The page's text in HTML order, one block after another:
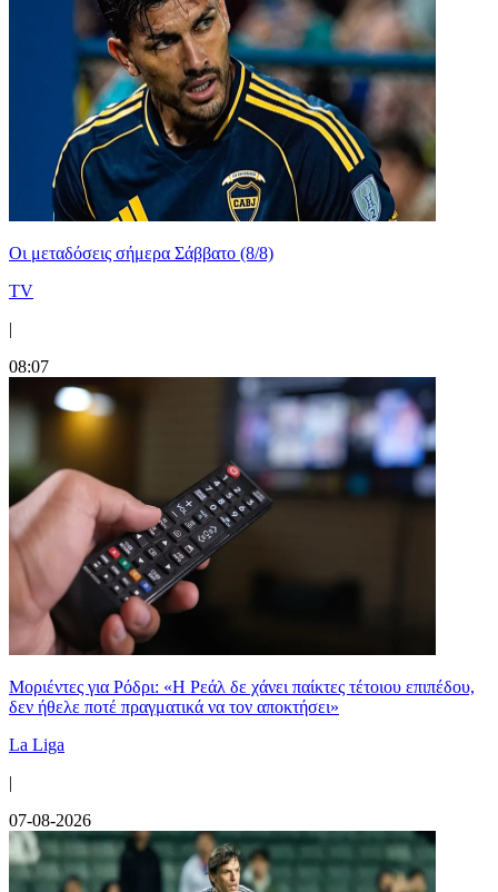
Οι μεταδόσεις σήμερα Σάββατο (8/8)
TV
|
08:07
Μοριέντες για Ρόδρι: «Η Ρεάλ δε χάνει παίκτες τέτοιου επιπέδου,
δεν ήθελε ποτέ πραγματικά να τον αποκτήσει»
La Liga
|
07-08-2026